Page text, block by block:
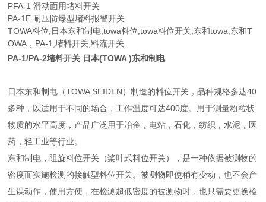
PFA-1 滑动面用堵料开关
PA-1E 耐压防爆型堵料报警开关
TOWA料位,日本东和制电,towa料位,towa料位开关,东和towa,东和T
OWA，PA-1,堵料开关,料流开关.
PA-1/PA-2堵料开关 日本(TOWA )东和制电
日本东和制电（TOWA SEIDEN）制造的料位开关，品种规格多达40
多种，以适用于不同的场合，工作温度可达400度。用于测量粉粒状
物质的水平高度，产品广泛用于冶金，电站，石化，纺织，水泥，医
药，轻工业等行业。
东和制电，阻旋料位开关（桨叶式料位开关），是一种依据被测物的
密度而实施检测的接触型料位开关。被测物即使稍有变动，也不会产
生误动作，使用方便，在检测超低密度的被测物时，也只需要更换检